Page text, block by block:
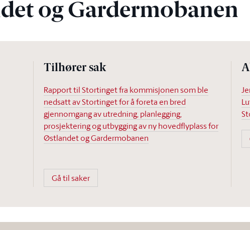
og Gardermobanen
Tilhører sak
Rapport til Stortinget fra kommisjonen som ble
nedsatt av Stortinget for å foreta en bred
gjennomgang av utredning, planlegging,
prosjektering og utbygging av ny hovedflyplass for
Østlandet og Gardermobanen
Gå til saker